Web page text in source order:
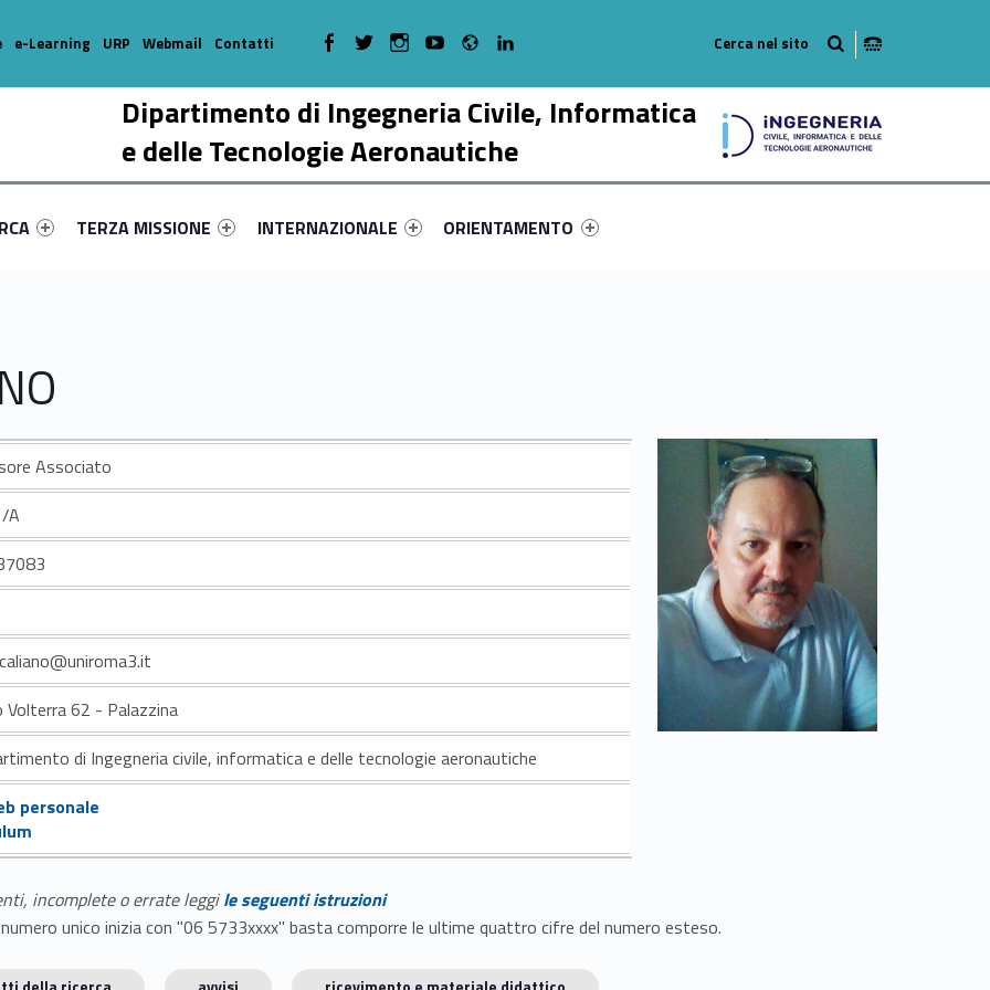
Dipartimento di Ingegneria Civile, Informatica
e delle Tecnologie Aeronautiche
primary-98389-17
#link-menu-primary-43650-38
Link identifier #link-menu-primary-18287-51
TERZA MISSIONE
Link identifier #link-menu-primary-30430-58
INTERNAZIONALE
Link identifier #link-menu-primary-95512-68
ORIENTAMENTO
e-Learning URP Webmail Contatti WebMan on Facebook
WebMan on TwitterWebMan on Instagram
WebMan on Youtube
Radio
Associato
A
Volterra 62 - Palazzina
di Ingegneria civile, informatica e delle tecnologie aeronautiche
personale
incomplete o errate leggile seguenti istruzioni
unico inizia con "06 5733xxxx" basta comporre le ultime quattro cifre del numero esteso.